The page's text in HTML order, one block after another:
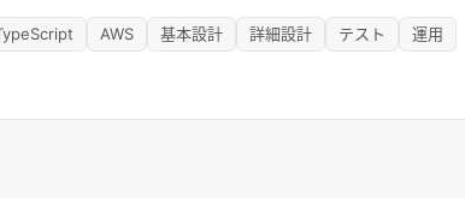
AWS 基本設計 詳細設計 テスト 運用